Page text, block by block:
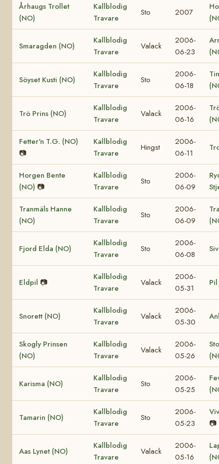
Århaugs Trollet
(NO)
Kallblodig
Travare
Sto 2007
Smaragden (NO)
Kallblodig
Travare
Valack
2006-
06-23
Söyset Kusti (NO)
Kallblodig
Travare
Sto
2006-
06-18
Trö Prins (NO)
Kallblodig
Travare
Valack
2006-
06-16
Fetter'n T.G. (NO)
📷
Kallblodig
Travare
Hingst
2006-
06-11
Horgen Bente
(NO) 📷
Kallblodig
Travare
Sto
2006-
06-09
Tranmäls Hanne
(NO)
Kallblodig
Travare
Sto
2006-
06-09
Fjord Elda (NO)
Kallblodig
Travare
Sto
2006-
06-08
Eldpil 📷
Kallblodig
Travare
Valack
2006-
05-31
Pil
Snorett (NO)
Kallblodig
Travare
Valack
2006-
05-30
Skogly Prinsen
(NO)
Kallblodig
Travare
Valack
2006-
05-26
Karisma (NO)
Kallblodig
Travare
Sto
2006-
05-25
Tamarin (NO)
Kallblodig
Travare
Sto
2006-
05-23
📷
Aas Lynet (NO)
Kallblodig
Travare
Valack
2006-
05-16